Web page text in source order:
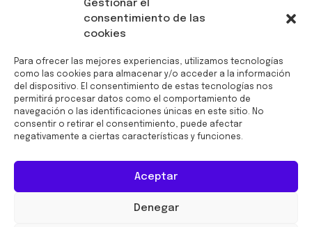
Gestionar el
consentimiento de las
cookies
Para ofrecer las mejores experiencias, utilizamos tecnologías
como las cookies para almacenar y/o acceder a la información
del dispositivo. El consentimiento de estas tecnologías nos
permitirá procesar datos como el comportamiento de
navegación o las identificaciones únicas en este sitio. No
consentir o retirar el consentimiento, puede afectar
negativamente a ciertas características y funciones.
Aceptar
Denegar
Financiado por la Unión
Europea -
NextGenerationEU: